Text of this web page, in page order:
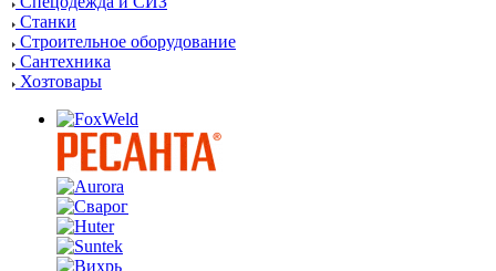
Станки
Строительное оборудование
Сантехника
Хозтовары